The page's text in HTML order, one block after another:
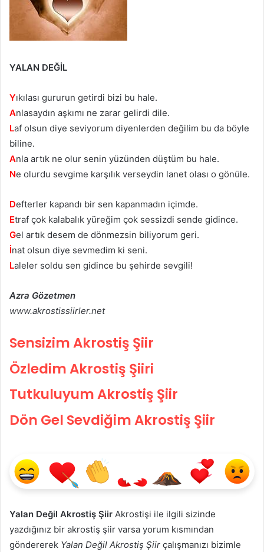
YALAN DEĞİL
Yıkılası gururun getirdi bizi bu hale.
Anlasaydın aşkımı ne zarar gelirdi dile.
Laf olsun diye seviyorum diyenlerden değilim bu da böyle
biline.
Anla artık ne olur senin yüzünden düştüm bu hale.
Ne olurdu sevgime karşılık verseydin lanet olası o gönüle.
Defterler kapandı bir sen kapanmadın içimde.
Etraf çok kalabalık yüreğim çok sessizdi sende gidince.
Gel artık desem de dönmezsin biliyorum geri.
İnat olsun diye sevmedim ki seni.
Laleler soldu sen gidince bu şehirde sevgili!
Azra Gözetmen
www.akrostissiirler.net
Sensizim Akrostiş Şiir
Özledim Akrostiş Şiiri
Tutkuluyum Akrostiş Şiir
Dön Gel Sevdiğim Akrostiş Şiir
Yalan Değil Akrostiş Şiir Akrostişi ile ilgili sizinde
yazdığınız bir akrostiş şiir varsa yorum kısmından
göndererek Yalan Değil Akrostiş Şiir çalışmanızı bizimle